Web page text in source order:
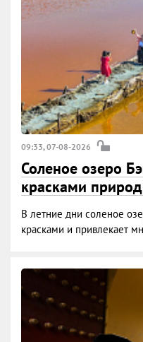
09:33, 07-08-2026
Соленое озеро
красками
В летние дни соленое
красками и привлекает